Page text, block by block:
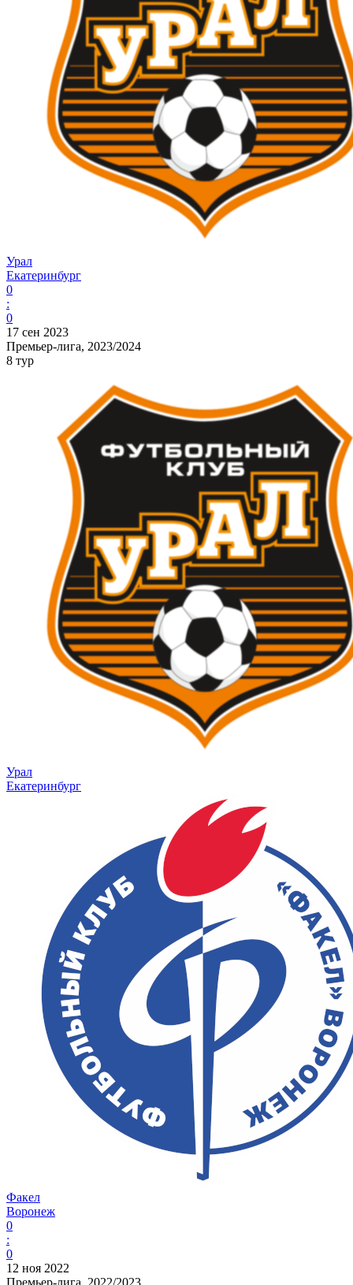
Урал
Екатеринбург
0
:
0
17 сен 2023
Премьер-лига, 2023/2024
8 тур
Урал
Екатеринбург
Факел
Воронеж
0
:
0
12 ноя 2022
Премьер-лига, 2022/2023